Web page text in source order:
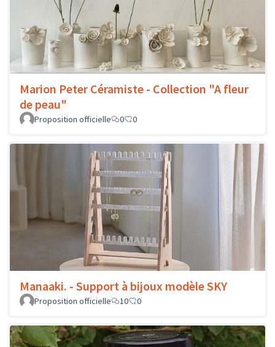
Marion Peter Céramiste - Collection "A fleur
de peau"
Proposition officielle 0 0
Manaaki. - Support à bijoux modèle SKY
Proposition officielle 10 0